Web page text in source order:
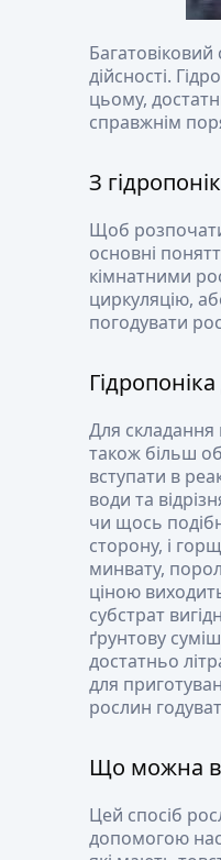
дійсності.
цьому,
справжнім
З
Щоб
основні
кімнатними
циркуляцію,
погодувати
Для складання
також більш
вступати в
води та
чи щось
сторону, і
минвату,
ціною
субстрат
ґрунтову
достатньо
для
рослин
Що можна
Цей спосіб
допомогою